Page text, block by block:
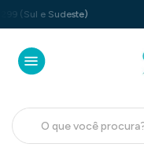
(Sul e Sudeste)
O que você procura?